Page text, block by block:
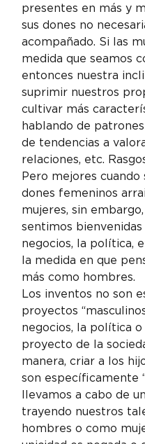
presentes en más y
sus dones no
acompañado. Si las
medida que seamos
entonces nuestra
suprimir nuestros
cultivar más
hablando de
de tendencias a
relaciones, etc.
Pero mejores cuando
dones femeninos
mujeres, sin
sentimos
negocios, la política,
la medida en que
más como hombres.
Los inventos no son
proyectos
negocios, la política
proyecto de la
manera, criar a los
son específicamente
llevamos a cabo de
trayendo nuestros
hombres o como